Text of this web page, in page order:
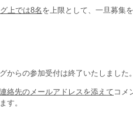
上では8名 を上限として、一旦募集
らの参加受付は終了いたしました。
絡先のメールアドレスを添えて コメ
す。